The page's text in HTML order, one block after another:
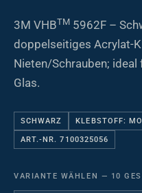
3M VHBTM 5962F –
doppelseitiges Acrylat-
Nieten/Schrauben;
Glas.
SCHWARZ KLEBSTOFF:
ART.-NR. 7100325056
VARIANTE WÄHLEN — 10